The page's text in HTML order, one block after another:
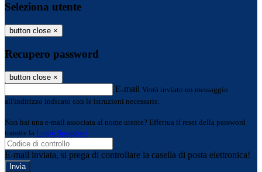
Seleziona utente
button close ×
Recupero password
button close ×
E-mail Verrà inviato un messaggio
all'indirizzo indicato con le istruzioni necessarie.
Non hai una e-mail associata al nome utente? Effettua il reset della password
tramite la Login Spaggiari
E-mail inviata, si prega di controllare la casella di posta elettronica!